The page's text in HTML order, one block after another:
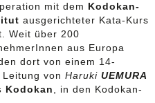
mit dem Kodokan-
ausgerichteter Kata-Kurs
Weit über 200
aus Europa
dort von einem 14-
von Haruki UEMURA
Kodokan
, in den Kodokan-